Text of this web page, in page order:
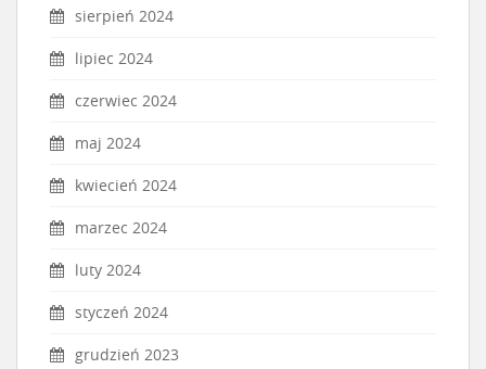
sierpień 2024
lipiec 2024
czerwiec 2024
maj 2024
kwiecień 2024
marzec 2024
luty 2024
styczeń 2024
grudzień 2023